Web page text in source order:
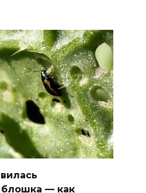
блошка — как